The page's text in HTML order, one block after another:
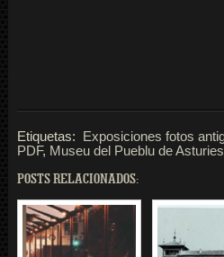
Etiquetas: Exposiciones fotos
PDF, Museu del Pueblu de Asturies
POSTS RELACIONADOS: